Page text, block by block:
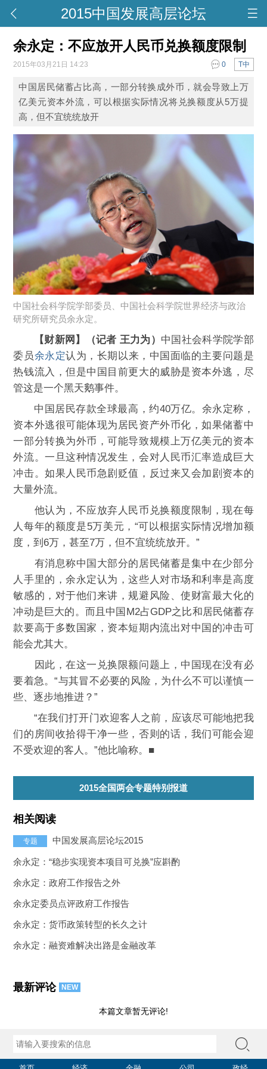
2015中国发展高层论坛
余永定：不应放开人民币兑换额度限制
2015年03月21日 14:23 T中
0
中国居民储蓄占比高，一部分转换成外币，就会导致上万
亿美元资本外流，可以根据实际情况将兑换额度从5万提
高，但不宜统统放开
中国社会科学院学部委员、中国社会科学院世界经济与政治
研究所研究员余永定。
【财新网】（记者 王力为） 中国社会科学院学部
委员余永定认为，长期以来，中国面临的主要问题是
热钱流入，但是中国目前更大的威胁是资本外逃，尽
管这是一个黑天鹅事件。
中国居民存款全球最高，约40万亿。余永定称，
资本外逃很可能体现为居民资产外币化，如果储蓄中
一部分转换为外币，可能导致规模上万亿美元的资本
外流。一旦这种情况发生，会对人民币汇率造成巨大
冲击。如果人民币急剧贬值，反过来又会加剧资本的
大量外流。
他认为，不应放弃人民币兑换额度限制，现在每
人每年的额度是5万美元，“可以根据实际情况增加额
度，到6万，甚至7万，但不宜统统放开。”
有消息称中国大部分的居民储蓄是集中在少部分
人手里的，余永定认为，这些人对市场和利率是高度
敏感的，对于他们来讲，规避风险、使财富最大化的
冲动是巨大的。而且中国M2占GDP之比和居民储蓄存
款要高于多数国家，资本短期内流出对中国的冲击可
能会尤其大。
因此，在这一兑换限额问题上，中国现在没有必
要着急。“与其冒不必要的风险，为什么不可以谨慎一
些、逐步地推进？”
“在我们打开门欢迎客人之前，应该尽可能地把我
们的房间收拾得干净一些，否则的话，我们可能会迎
不受欢迎的客人。”他比喻称。■
2015全国两会专题特别报道
相关阅读
专题 中国发展高层论坛2015
余永定：“稳步实现资本项目可兑换”应斟酌
余永定：政府工作报告之外
余永定委员点评政府工作报告
余永定：货币政策转型的长久之计
余永定：融资难解决出路是金融改革
最新评论 NEW
本篇文章暂无评论!